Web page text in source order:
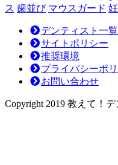
め
ス 歯並び マウスガード
デンティスト一覧
サイトポリシー
推奨環境
プライバシーポ
お問い合わせ
Copyright 2019 教えて！